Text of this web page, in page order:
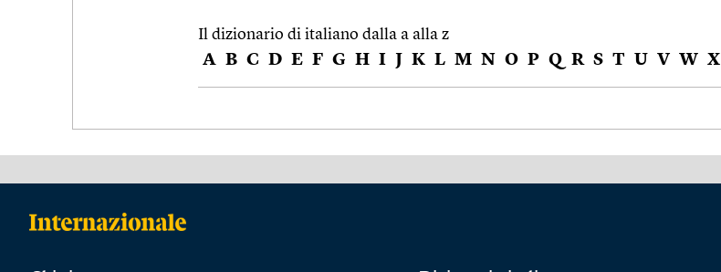
Il dizionario di italiano dalla a alla z
A B C D E F G H I J K L M N O P Q R S T U V W X